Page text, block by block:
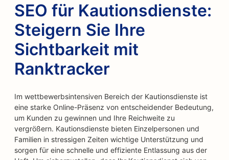
SEO für Kautionsdienste:
Steigern Sie Ihre
Sichtbarkeit mit
Ranktracker
Im wettbewerbsintensiven Bereich der Kautionsdienste ist
eine starke Online-Präsenz von entscheidender Bedeutung,
um Kunden zu gewinnen und Ihre Reichweite zu
vergrößern. Kautionsdienste bieten Einzelpersonen und
Familien in stressigen Zeiten wichtige Unterstützung und
sorgen für eine schnelle und effiziente Entlassung aus der